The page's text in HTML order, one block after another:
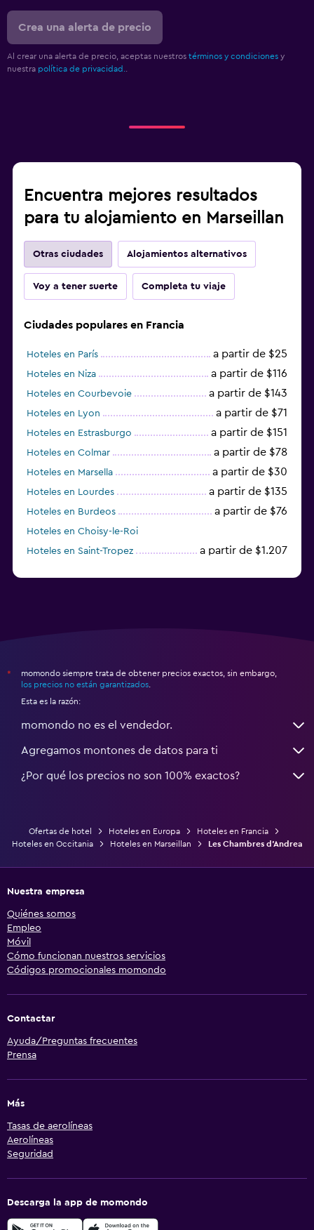
Crea una alerta de precio
Al crear una alerta de precio, aceptas nuestros términos y condiciones y
nuestra política de privacidad.
Encuentra mejores resultados
para tu alojamiento en Marseillan
Otras ciudades Alojamientos alternativos
Voy a tener suerte Completa tu viaje
Ciudades populares en Francia
Hoteles en París a partir de $25
Hoteles en Niza a partir de $116
Hoteles en Courbevoie a partir de $143
Hoteles en Lyon a partir de $71
Hoteles en Estrasburgo a partir de $151
Hoteles en Colmar a partir de $78
Hoteles en Marsella a partir de $30
Hoteles en Lourdes a partir de $135
Hoteles en Burdeos a partir de $76
Hoteles en Choisy-le-Roi
Hoteles en Saint-Tropez
a partir de $1.207
*
momondo siempre trata de obtener precios exactos, sin embargo,
los precios no están garantizados
Esta es la razón:
momondo no es el vendedor.
Agregamos montones de datos para ti
¿Por qué los precios no son 100% exactos?
Ofertas de hotel Hoteles en Europa
Hoteles en Francia
Hoteles en Occitania
Hoteles en Marseillan Les Chambres d'Andrea
Nuestra empresa
Quiénes somos
Empleo
Móvil
Cómo funcionan nuestros servicios
Códigos promocionales momondo
Contactar
Ayuda/Preguntas frecuentes
Prensa
Más
Tasas de aerolíneas
Aerolíneas
Seguridad
Descarga la app de momondo